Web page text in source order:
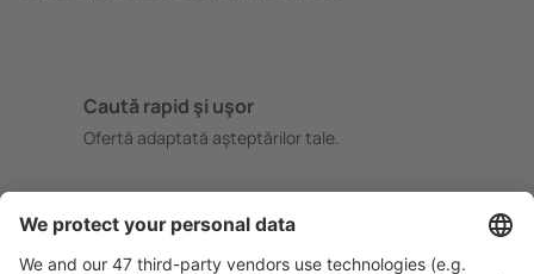
Caută rapid şi uşor
Ofertă adaptată aşteptărilor tale.
Rezervare fără griji cu opțiune gratuită de anulare.